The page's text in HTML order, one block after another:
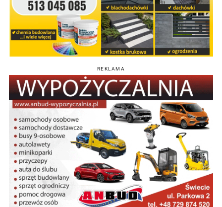
REKLAMA